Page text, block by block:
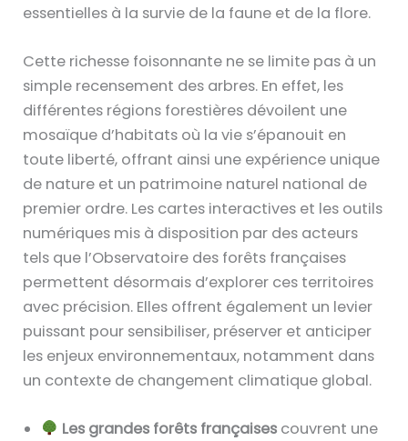
essentielles à la survie de la faune et de la flore.
Cette richesse foisonnante ne se limite pas à un
simple recensement des arbres. En effet, les
différentes régions forestières dévoilent une
mosaïque d’habitats où la vie s’épanouit en
toute liberté, offrant ainsi une expérience unique
de nature et un patrimoine naturel national de
premier ordre. Les cartes interactives et les outils
numériques mis à disposition par des acteurs
tels que l’Observatoire des forêts françaises
permettent désormais d’explorer ces territoires
avec précision. Elles offrent également un levier
puissant pour sensibiliser, préserver et anticiper
les enjeux environnementaux, notamment dans
un contexte de changement climatique global.
Les grandes forêts françaisescouvrent une